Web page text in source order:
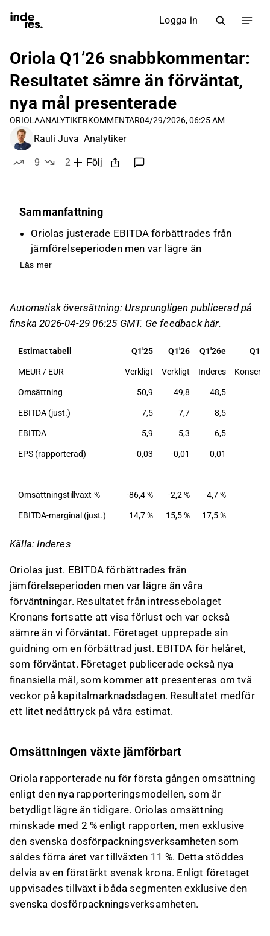
Logga in
Oriola Q1’26 snabbkommentar:
Resultatet sämre än förväntat,
nya mål presenterade
ORIOLAANALYTIKERKOMMENTAR04/29/2026, 06:25 AM
Rauli Juva Analytiker
9
2
Följ
Sammanfattning
Oriolas justerade EBITDA förbättrades från
jämförelseperioden men var lägre än
förväntningarna, vilket resulterade i ett
förbättrad justerad EBITDA och offentliggjorde
nya finansiella mål, inklusive minst 5 %
av omsättningen.
Oriolas svenska apoteksjoint venture visade
omsättningstillväxt, men resultatet var fortsatt
lönsamhetsproblem.
Den nya utdelningspolicyn specificerar att 2/3
av resultatet efter skatt, exklusive joint
utdelningsmöjligheterna.
Detta innehåll är skapat av AI. Du kan lämna feedback
om det på Inderes
Läs mer
Automatisk översättning: Ursprungligen publicerad på
finska 2026-04-29 06:25 GMT. Ge feedbackhär.
Estimat tabell Q1'25 Q1'26 Q1'26e
MEUR / EUR Verkligt Verkligt Inderes
Omsättning 50,9 49,8 48,5
EBITDA (just.) 7,5 7,7 8,5
EBITDA 5,9 5,3 6,5
EPS (rapporterad) -0,03 -0,01 0,01
Omsättningstillväxt-% -86,4 % -2,2 % -4,7 %
EBITDA-marginal (just.) 14,7 % 15,5 % 17,5 %
Källa: Inderes
Oriolas just. EBITDA förbättrades från
jämförelseperioden men var lägre än våra
förväntningar. Resultatet från intressebolaget
Kronans fortsatte att visa förlust och var också
sämre än vi förväntat. Företaget upprepade sin
guidning om en förbättrad just. EBITDA för helåret,
som förväntat. Företaget publicerade också nya
finansiella mål, som kommer att presenteras om två
veckor på kapitalmarknadsdagen. Resultatet medför
ett litet nedåttryck på våra estimat.
Omsättningen växte jämförbart
Oriola rapporterade nu för första gången omsättning
enligt den nya rapporteringsmodellen, som är
betydligt lägre än tidigare. Oriolas omsättning
minskade med 2 % enligt rapporten, men exklusive
den svenska dosförpackningsverksamheten som
såldes förra året var tillväxten 11 %. Detta stöddes
delvis av en förstärkt svensk krona. Enligt företaget
uppvisades tillväxt i båda segmenten exklusive den
svenska dosförpackningsverksamheten.